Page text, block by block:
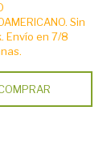
Sin
Envío en 7/8